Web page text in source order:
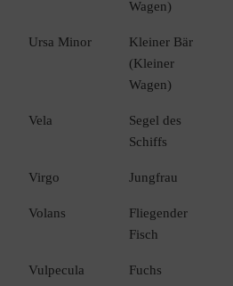
Wagen)
Ursa Minor
Kleiner Bär
(Kleiner
Wagen)
Vela
Segel des
Schiffs
Virgo Jungfrau
Volans
Fliegender
Fisch
Vulpecula Fuchs